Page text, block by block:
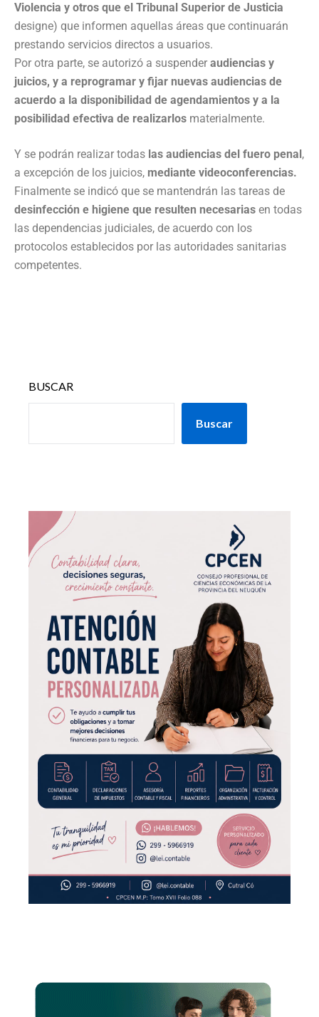
Violencia y otros que el Tribunal Superior de Justicia
designe) que informen aquellas áreas que continuarán
prestando servicios directos a usuarios.
Por otra parte, se autorizó a suspender audiencias y
juicios, y a reprogramar y fijar nuevas audiencias de
acuerdo a la disponibilidad de agendamientos y a la
posibilidad efectiva de realizarlos materialmente.
Y se podrán realizar todas las audiencias del fuero penal ,
a excepción de los juicios, mediante videoconferencias.
Finalmente se indicó que se mantendrán las tareas de
desinfección e higiene que resulten necesarias en todas
las dependencias judiciales, de acuerdo con los
protocolos establecidos por las autoridades sanitarias
competentes.
BUSCAR
Buscar